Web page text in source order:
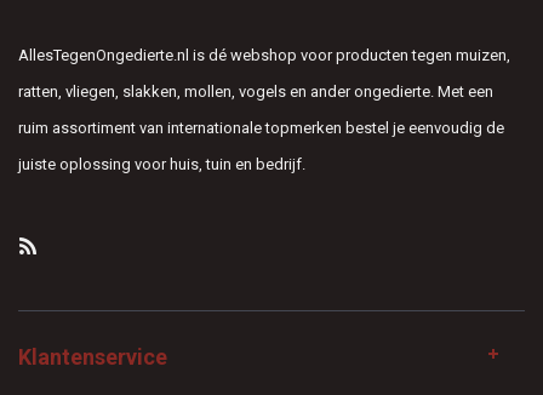
AllesTegenOngedierte.nl is dé webshop voor producten tegen muizen,
ratten, vliegen, slakken, mollen, vogels en ander ongedierte. Met een
ruim assortiment van internationale topmerken bestel je eenvoudig de
juiste oplossing voor huis, tuin en bedrijf.
Klantenservice